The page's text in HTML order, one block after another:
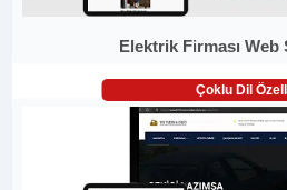
Elektrik Firması Web
Çoklu Dil